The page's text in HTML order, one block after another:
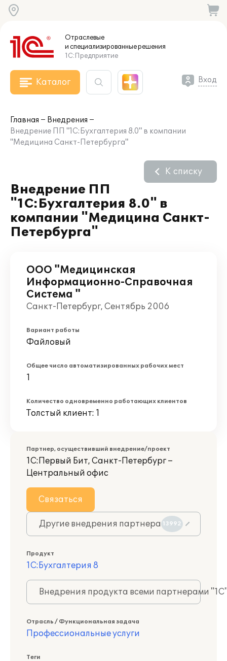
Отраслевые
и специализированныерешения
1С:Предприятие
Каталог Вход
Главная
Внедрения
Внедрение ПП "1C:Бухгалтерия 8.0" в компании
"Медицина Санкт-Петербурга"
Внедрение ПП
"1C:Бухгалтерия 8.0" в
компании "Медицина Санкт-
Петербурга"
К списку
ООО "Медицинская
Информационно-Справочная
Система "
Санкт-Петербург, Сентябрь 2006
Вариант работы
Файловый
Общее число автоматизированных рабочих мест
1
Количество одновременно работающих клиентов
Толстый клиент: 1
Партнер, осуществивший внедрение/проект
1С:Первый Бит, Санкт-Петербург –
Центральный офис
Связаться
Другие внедрения партнера 13992
Продукт
1С:Бухгалтерия 8
Внедрения продукта всеми партнерами
Отрасль / Функциональная задача
Профессиональные услуги
Теги